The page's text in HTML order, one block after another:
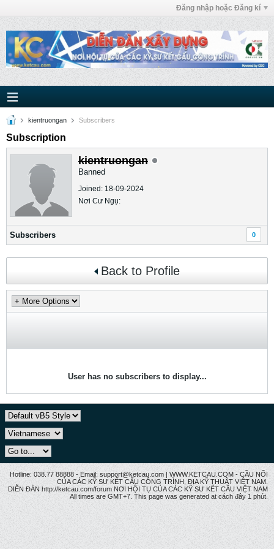
Đăng nhập hoặc Đăng kí
kientruongan Subscribers
Subscription
kientruongan
Banned
Joined: 18-09-2024
Nơi Cư Ngụ:
Subscribers 0
Back to Profile
User has no subscribers to display...
Hotline: 038.77 88888 - Email: support@ketcau.com | WWW.KETCAU.COM - CẦU NỐI
CỦA CÁC KỸ SƯ KẾT CẤU CÔNG TRÌNH, ĐỊA KỸ THUẬT VIỆT NAM.
DIỄN ĐÀN http://ketcau.com/forum NƠI HỘI TỤ CỦA CÁC KỸ SƯ KẾT CÂU VIỆT NAM
All times are GMT+7. This page was generated at cách đây 1 phút.